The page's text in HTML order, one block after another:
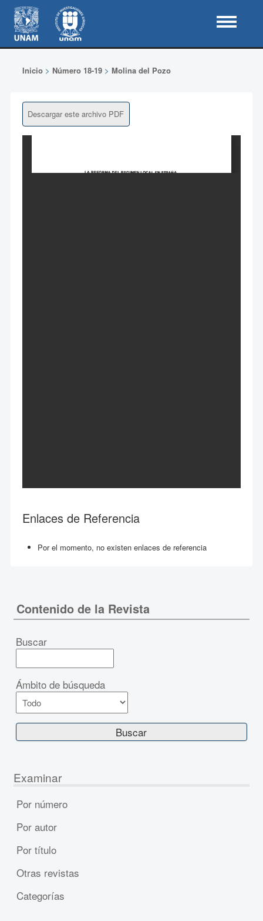
Inicio> Número 18-19> Molina del Pozo
Descargar este archivo PDF
Enlaces de Referencia
Por el momento, no existen enlaces de referencia
Contenido de la Revista
Buscar
Ámbito de búsqueda
Examinar
Por número
Por autor
Por título
Otras revistas
Categorías